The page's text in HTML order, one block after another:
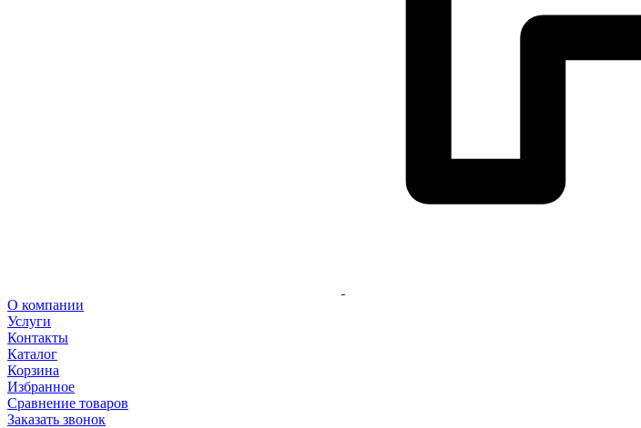
О компании
Услуги
Контакты
Каталог
Корзина
Избранное
Сравнение товаров
Заказать звонок